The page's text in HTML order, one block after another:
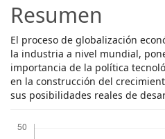
Resumen
El proceso de globalización
la industria a nivel mundial,
importancia de la política
en la construcción del
sus posibilidades reales de